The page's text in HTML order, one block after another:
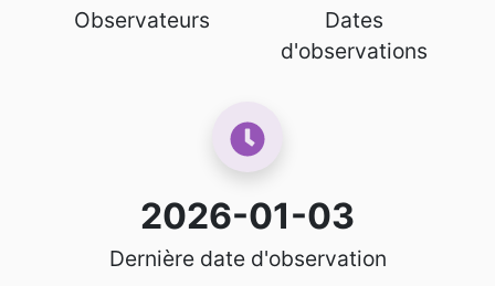
Observateurs
Dates
d'observations
2026-01-03
Dernière date d'observation